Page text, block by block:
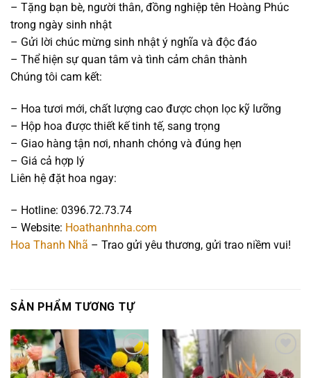
– Tặng bạn bè, người thân, đồng nghiệp tên Hoàng Phúc
trong ngày sinh nhật
– Gửi lời chúc mừng sinh nhật ý nghĩa và độc đáo
– Thể hiện sự quan tâm và tình cảm chân thành
Chúng tôi cam kết:
– Hoa tươi mới, chất lượng cao được chọn lọc kỹ lưỡng
– Hộp hoa được thiết kế tinh tế, sang trọng
– Giao hàng tận nơi, nhanh chóng và đúng hẹn
– Giá cả hợp lý
Liên hệ đặt hoa ngay:
– Hotline: 0396.72.73.74
– Website: Hoathanhnha.com
Hoa Thanh Nhã – Trao gửi yêu thương, gửi trao niềm vui!
SẢN PHẨM TƯƠNG TỰ
Add to
wishlist
wishlist